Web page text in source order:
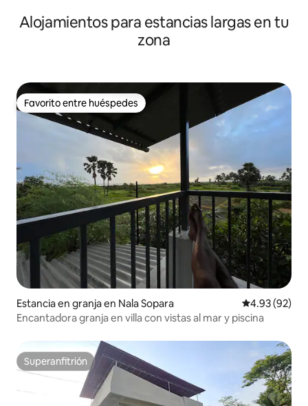
Alojamientos para estancias largas en tu
zona
Favorito entre huéspedes
Favorito entre huéspedes
Estancia en granja en Nala Sopara Calificación
4.93 (92)
Encantadora granja en villa con vistas al mar y piscina
Superanfitrión
Superanfitrión